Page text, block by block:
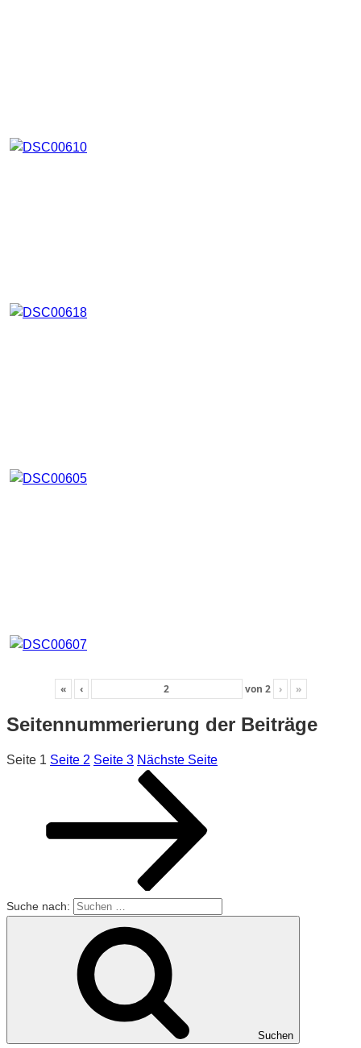
« ‹ von 2 › »
Seitennummerierung der Beiträge
Seite 1 Seite 2 Seite 3 Nächste Seite
Suche nach:
Suchen